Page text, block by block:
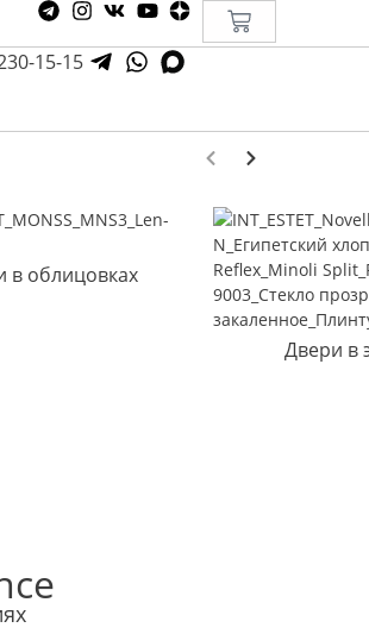
15-15
в облицовках
Двери в